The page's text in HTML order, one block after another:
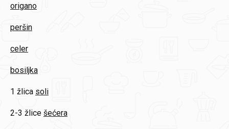
origano
peršin
celer
bosiljka
1 žlica soli
2-3 žlice šećera